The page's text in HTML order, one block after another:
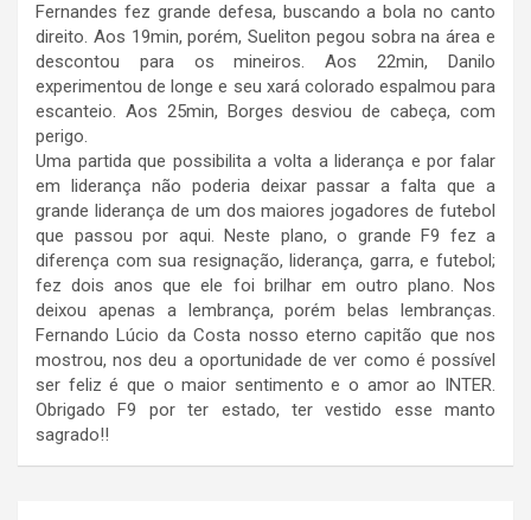
Fernandes fez grande defesa, buscando a bola no canto
direito. Aos 19min, porém, Sueliton pegou sobra na área e
descontou para os mineiros. Aos 22min, Danilo
experimentou de longe e seu xará colorado espalmou para
escanteio. Aos 25min, Borges desviou de cabeça, com
perigo.
Uma partida que possibilita a volta a liderança e por falar
em liderança não poderia deixar passar a falta que a
grande liderança de um dos maiores jogadores de futebol
que passou por aqui. Neste plano, o grande F9 fez a
diferença com sua resignação, liderança, garra, e futebol;
fez dois anos que ele foi brilhar em outro plano. Nos
deixou apenas a lembrança, porém belas lembranças.
Fernando Lúcio da Costa nosso eterno capitão que nos
mostrou, nos deu a oportunidade de ver como é possível
ser feliz é que o maior sentimento e o amor ao INTER.
Obrigado F9 por ter estado, ter vestido esse manto
sagrado!!